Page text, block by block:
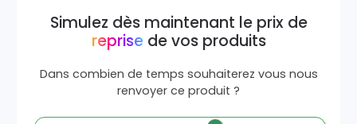
Simulez dès maintenant le prix de
reprisede vos produits
Dans combien de temps souhaiterez vous nous
renvoyer ce produit ?